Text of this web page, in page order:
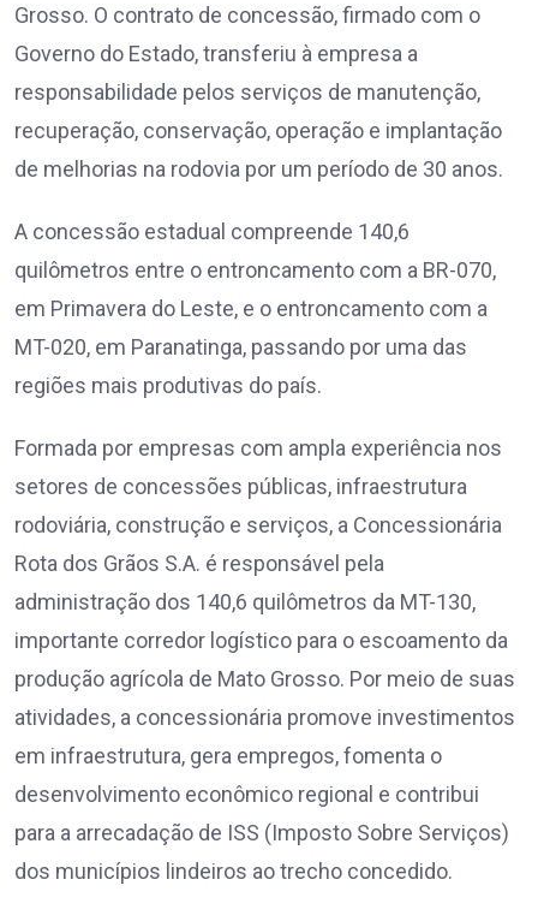
Grosso. O contrato de concessão, firmado com o
Governo do Estado, transferiu à empresa a
responsabilidade pelos serviços de manutenção,
recuperação, conservação, operação e implantação
de melhorias na rodovia por um período de 30 anos.
A concessão estadual compreende 140,6
quilômetros entre o entroncamento com a BR-070,
em Primavera do Leste, e o entroncamento com a
MT-020, em Paranatinga, passando por uma das
regiões mais produtivas do país.
Formada por empresas com ampla experiência nos
setores de concessões públicas, infraestrutura
rodoviária, construção e serviços, a Concessionária
Rota dos Grãos S.A. é responsável pela
administração dos 140,6 quilômetros da MT-130,
importante corredor logístico para o escoamento da
produção agrícola de Mato Grosso. Por meio de suas
atividades, a concessionária promove investimentos
em infraestrutura, gera empregos, fomenta o
desenvolvimento econômico regional e contribui
para a arrecadação de ISS (Imposto Sobre Serviços)
dos municípios lindeiros ao trecho concedido.